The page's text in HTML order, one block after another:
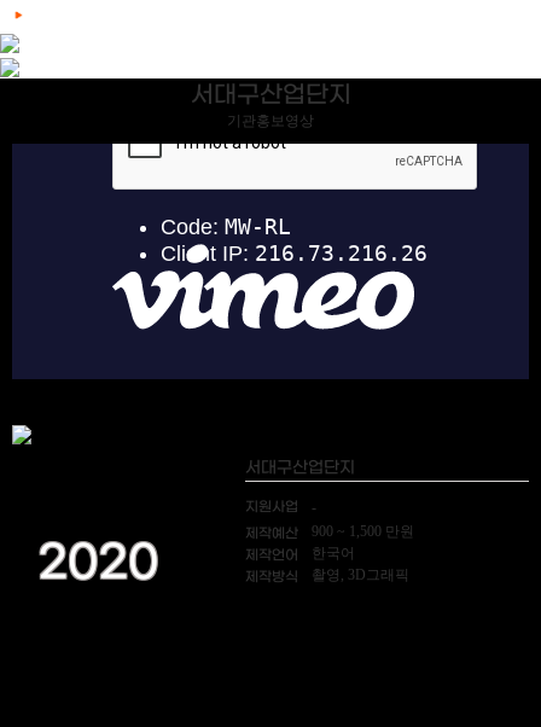
서대구산업단지
기관홍보영상
2020
서대구산업단지
지원사업 -
제작예산 900 ~ 1,500 만원
제작언어 한국어
제작방식 촬영, 3D그래픽